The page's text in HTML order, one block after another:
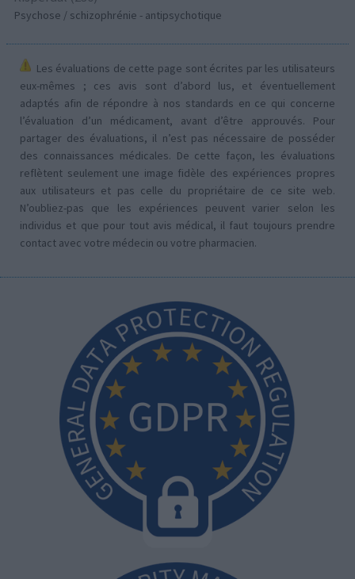
Psychose / schizophrénie - antipsychotique
Les évaluations de cette page sont écrites par les utilisateurs
eux-mêmes ; ces avis sont d’abord lus, et éventuellement
adaptés afin de répondre à nos standards en ce qui concerne
l’évaluation d’un médicament, avant d’être approuvés. Pour
partager des évaluations, il n’est pas nécessaire de posséder
des connaissances médicales. De cette façon, les évaluations
reflètent seulement une image fidèle des expériences propres
aux utilisateurs et pas celle du propriétaire de ce site web.
N’oubliez-pas que les expériences peuvent varier selon les
individus et que pour tout avis médical, il faut toujours prendre
contact avec votre médecin ou votre pharmacien.